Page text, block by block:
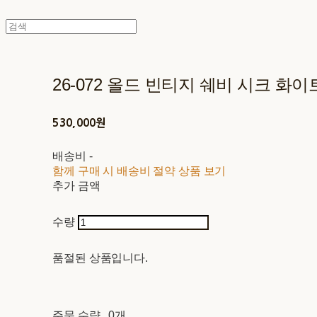
26-072 올드 빈티지 쉐비 시크 화이
530,000원
배송비 -
함께 구매 시 배송비 절약 상품 보기
추가 금액
수량
품절된 상품입니다.